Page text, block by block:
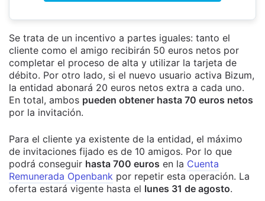
Se trata de un incentivo a partes iguales: tanto el
cliente como el amigo recibirán 50 euros netos por
completar el proceso de alta y utilizar la tarjeta de
débito. Por otro lado, si el nuevo usuario activa Bizum,
la entidad abonará 20 euros netos extra a cada uno.
En total, ambos pueden obtener hasta 70 euros netos
por la invitación.
Para el cliente ya existente de la entidad, el máximo
de invitaciones fijado es de 10 amigos. Por lo que
podrá conseguir hasta 700 euros en la Cuenta
Remunerada Openbank por repetir esta operación. La
oferta estará vigente hasta el lunes 31 de agosto.